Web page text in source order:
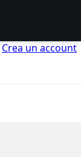
Crea un account